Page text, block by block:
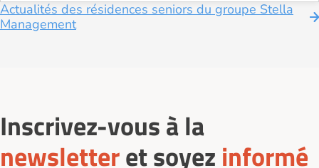
Actualités des résidences seniors du groupe Stella
Management
Inscrivez-vous à la
newsletteret soyez informé